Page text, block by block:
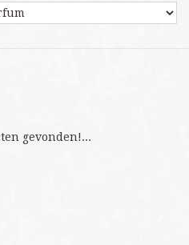
gevonden!...